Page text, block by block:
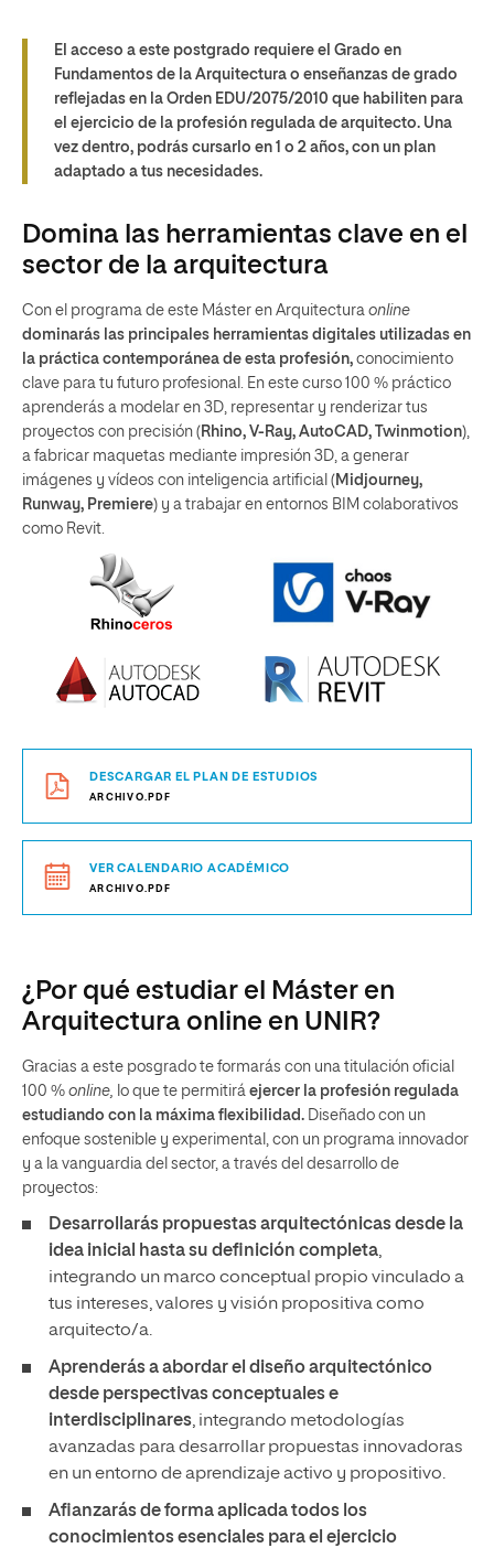
El acceso a este postgrado requiere el Grado en
Fundamentos de la Arquitectura o enseñanzas de grado
reflejadas en la Orden EDU/2075/2010 que habiliten para
el ejercicio de la profesión regulada de arquitecto. Una
vez dentro, podrás cursarlo en 1 o 2 años, con un plan
adaptado a tus necesidades.
Domina las herramientas clave en el
sector de la arquitectura
Con el programa de este Máster en Arquitectura online
dominarás las principales herramientas digitales utilizadas en
la práctica contemporánea de esta profesión, conocimiento
clave para tu futuro profesional. En este curso 100 % práctico
aprenderás a modelar en 3D, representar y renderizar tus
proyectos con precisión ( Rhino, V-Ray, AutoCAD, Twinmotion),
a fabricar maquetas mediante impresión 3D, a generar
imágenes y vídeos con inteligencia artificial ( Midjourney,
Runway, Premiere) y a trabajar en entornos BIM colaborativos
como Revit.
DESCARGAR EL PLAN DE ESTUDIOS
ARCHIVO.PDF
VER CALENDARIO ACADÉMICO
ARCHIVO.PDF
¿Por qué estudiar el Máster en
Arquitectura online en UNIR?
Gracias a este posgrado te formarás con una titulación oficial
100 % online, lo que te permitirá ejercer la profesión regulada
estudiando con la máxima flexibilidad. Diseñado con un
enfoque sostenible y experimental, con un programa innovador
y a la vanguardia del sector, a través del desarrollo de
proyectos:
Desarrollarás propuestas arquitectónicas desde la
idea inicial hasta su definición completa,
integrando un marco conceptual propio vinculado a
tus intereses, valores y visión propositiva como
arquitecto/a.
Aprenderás a abordar el diseño arquitectónico
desde perspectivas conceptuales e
interdisciplinares, integrando metodologías
avanzadas para desarrollar propuestas innovadoras
en un entorno de aprendizaje activo y propositivo.
Afianzarás de forma aplicada todos los
conocimientos esenciales para el ejercicio